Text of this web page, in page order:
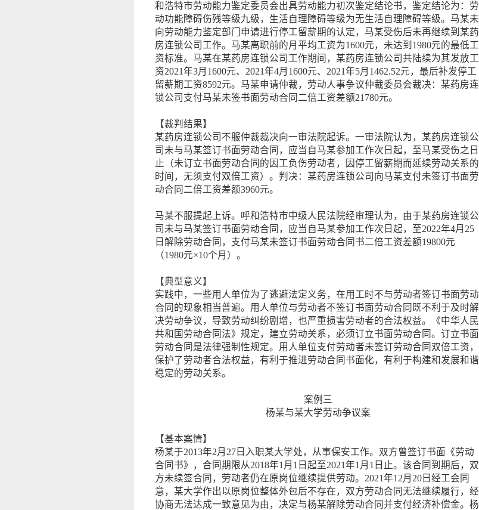
和浩特市劳动能力鉴定委员会出具劳动能力初次鉴定结论书，鉴定结论为：劳
动功能障碍伤残等级九级，生活自理障碍等级为无生活自理障碍等级。马某未
向劳动能力鉴定部门申请进行停工留薪期的认定，马某受伤后未再继续到某药
房连锁公司工作。马某离职前的月平均工资为1600元，未达到1980元的最低工
资标准。马某在某药房连锁公司工作期间，某药房连锁公司共陆续为其发放工
资2021年3月1600元、2021年4月1600元、2021年5月1462.52元，最后补发停工
留薪期工资8592元。马某申请仲裁，劳动人事争议仲裁委员会裁决：某药房连
锁公司支付马某未签书面劳动合同二倍工资差额21780元。
【裁判结果】
某药房连锁公司不服仲裁裁决向一审法院起诉。一审法院认为，某药房连锁公
司未与马某签订书面劳动合同，应当自马某参加工作次日起，至马某受伤之日
止（未订立书面劳动合同的因工负伤劳动者，因停工留薪期而延续劳动关系的
时间，无须支付双倍工资）。判决：某药房连锁公司向马某支付未签订书面劳
动合同二倍工资差额3960元。
马某不服提起上诉。呼和浩特市中级人民法院经审理认为，由于某药房连锁公
司未与马某签订书面劳动合同，应当自马某参加工作次日起，至2022年4月25
日解除劳动合同，支付马某未签订书面劳动合同书二倍工资差额19800元
（1980元×10个月）。
【典型意义】
实践中，一些用人单位为了逃避法定义务，在用工时不与劳动者签订书面劳动
合同的现象相当普遍。用人单位与劳动者不签订书面劳动合同既不利于及时解
决劳动争议，导致劳动纠纷剧增，也严重损害劳动者的合法权益。《中华人民
共和国劳动合同法》规定，建立劳动关系，必须订立书面劳动合同。订立书面
劳动合同是法律强制性规定。用人单位支付劳动者未签订劳动合同双倍工资，
保护了劳动者合法权益，有利于推进劳动合同书面化，有利于构建和发展和谐
稳定的劳动关系。
案例三
杨某与某大学劳动争议案
【基本案情】
杨某于2013年2月27日入职某大学处，从事保安工作。双方曾签订书面《劳动
合同书》，合同期限从2018年1月1日起至2021年1月1日止。该合同到期后，双
方未续签合同，劳动者仍在原岗位继续提供劳动。2021年12月20日经工会同
意，某大学作出以原岗位整体外包后不存在，双方劳动合同无法继续履行，经
协商无法达成一致意见为由，决定与杨某解除劳动合同并支付经济补偿金。杨